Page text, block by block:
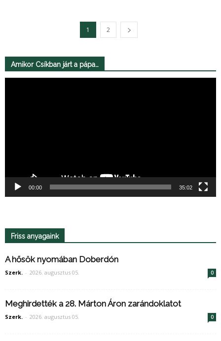
1 2
Amikor Csíkban járt a pápa…
00:00 35:02
Friss anyagaink
A hősök nyomában Doberdón
Szerk. - 2026. augusztus 05. 0
Meghirdették a 28. Márton Áron zarándoklatot
Szerk. - 2026. augusztus 05. 0